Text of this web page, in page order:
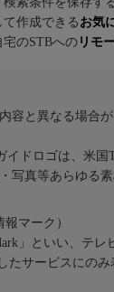
作成できる お気
のSTBへの リモ
容と異なる場合が
ドロゴは、米
写真等あらゆる
マーク）
」といい、テレ
たサービスにの